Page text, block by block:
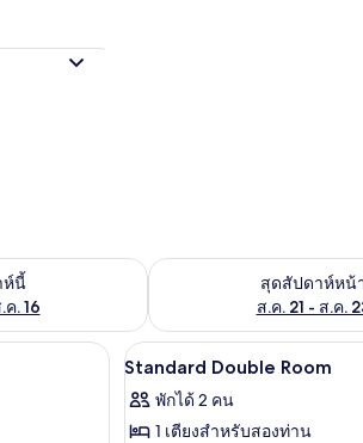
ห์นี้
ค. 16
างในสุดสัปดาห์นี้ ส.ค. 14 - ส.ค. 16สุดสัปดาห์หน้
ส.ค. 21 - ส.ค.
ตรวจสอบจำนวนห้องพักว่
เปิด
ภาพถ่าย
ทั้งหมด
25
Standard Double Room
พักได้ 2 คน
1 เตียงสำหรับสองท่าน